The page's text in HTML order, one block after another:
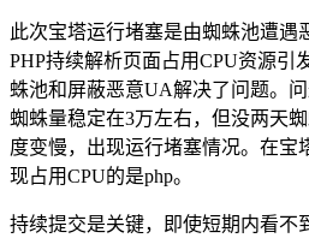
此次宝塔运行堵塞是由蜘蛛池遭遇
PHP持续解析页面占用CPU资源引
蛛池和屏蔽恶意UA解决了问题。
蜘蛛量稳定在3万左右，但没两天
度变慢，出现运行堵塞情况。在宝
现占用CPU的是php。
持续提交是关键，即使短期内看不